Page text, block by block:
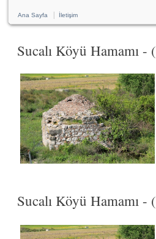
Ana Sayfa İletişim
Sucalı Köyü Hamamı -
Sucalı Köyü Hamamı